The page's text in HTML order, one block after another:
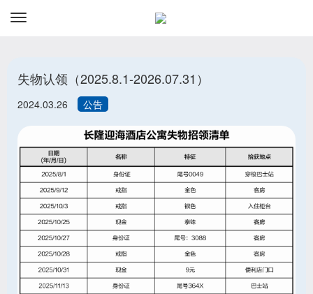
订
失物认领（2025.8.1-2026.07.31）
2024.03.26 公告